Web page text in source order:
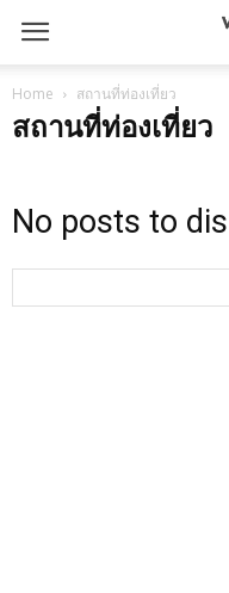
Home สถานที่ท่องเที่ยว
สถานที่ท่องเที่ยว
No posts to